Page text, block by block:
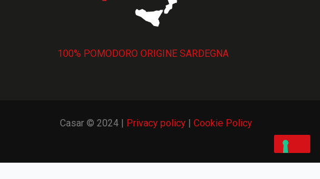
100% POMODORO ORIGINE SARDEGNA
Casar © 2024 | Privacy policy | Cookie Policy